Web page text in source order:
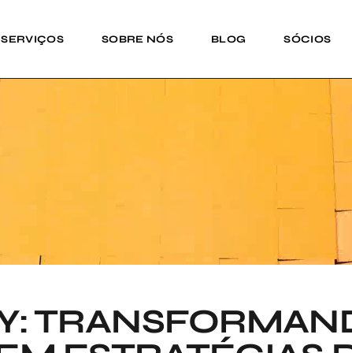
SERVIÇOS SOBRE NÓS BLOG SÓCIOS